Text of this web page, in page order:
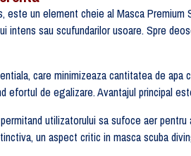
un element cheie al Masca
intens sau scufundarilor usoare. Spre
care minimizeaza cantitatea de apa
efortul de egalizare. Avantajul principal
utilizatorului sa sufoce aer
un aspect critic in masca scuba